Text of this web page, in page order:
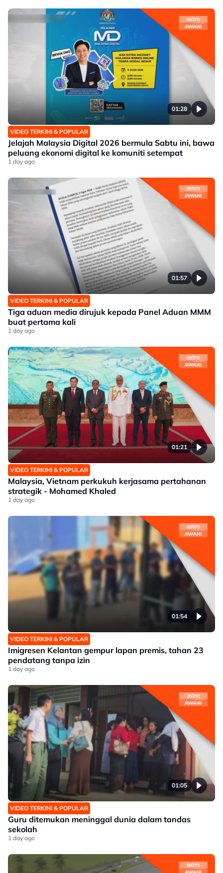
01:28
VIDEO TERKINI & POPULAR
Jelajah Malaysia Digital 2026 bermula Sabtu ini, bawa
peluang ekonomi digital ke komuniti setempat
1 day ago
01:57
VIDEO TERKINI & POPULAR
Tiga aduan media dirujuk kepada Panel Aduan MMM
buat pertama kali
1 day ago
01:21
VIDEO TERKINI & POPULAR
Malaysia, Vietnam perkukuh kerjasama pertahanan
strategik - Mohamed Khaled
1 day ago
01:54
VIDEO TERKINI & POPULAR
Imigresen Kelantan gempur lapan premis, tahan 23
pendatang tanpa izin
1 day ago
01:05
VIDEO TERKINI & POPULAR
Guru ditemukan meninggal dunia dalam tandas
sekolah
1 day ago